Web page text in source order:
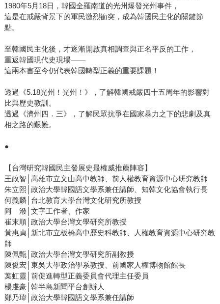
1980年5月18日，韓國全羅南道的光州爆發光州事件，
這是在戒嚴背景下的軍民激烈衝突，成為韓國民主化的關鍵節
點。
至韓國民主化後，才逐漸開啟真相調查與正名平反的工作，
重返韓國現代史現場——
這兩本書至今仍代表韓國轉型正義的重要課題！
透過《5.18光州！光州！》，了解韓國戒嚴四十五周年的影響對
比與歷史教訓。
透過《濟州四．三》，了解民眾抗爭在國家暴力之下的悲劇及真
相之路的艱難。
●
【台灣研究韓國民主發展史最權威推薦陣容】
王政智│高雄市立文山高中教師、前人權教育資源中心研究教師
朱立熙│政治大學韓國語文學系兼任講師、知韓文化協會執行長
何義麟│台北教育大學台灣文化研究所教授
阿 潑│文字工作者、作家
崔末順│政治大學台灣文學研究所教授
黃惠貞│新北市立板橋高中歷史科教師、人權教育資源中心研究教
師
陳佩甄│政治大學台灣文學研究所副教授
陳俊宏│東吳大學政治學系教授、前國家人權博物館館長
葉虹靈│前促進轉型正義委員會代理主任委員
楊虔豪│韓半島新聞平台創辦人
鄭乃瑋│政治大學韓國語文學系兼任講師